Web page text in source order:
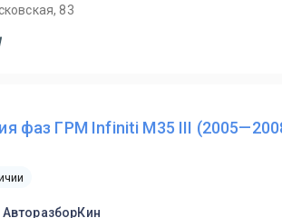
83
фаз ГРМ Infiniti M35 III